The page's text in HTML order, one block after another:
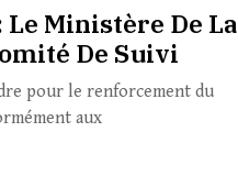
Le Ministère De La
De Suivi
pour le renforcement du
aux